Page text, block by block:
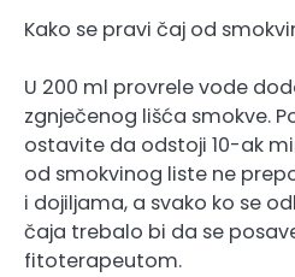
Kako se pravi čaj od
U 200 ml provrele vode
zgnječenog lišća smokve.
ostavite da odstoji 10-ak
od smokvinog liste ne
i dojiljama, a svako ko se
čaja trebalo bi da se
fitoterapeutom.